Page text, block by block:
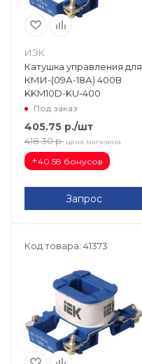
ИЭК
Катушка управления для
КМИ-(09А-18А) 400В
KKM10D-KU-400
Под заказ
405.75 р./шт
418.30 р. цена магазина
+40.58 бонусов
Запрос
Код товара: 41373